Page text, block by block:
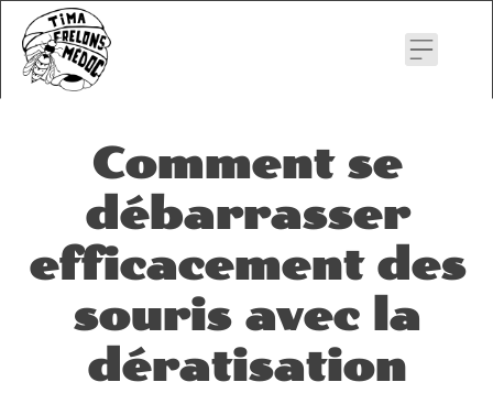
content
Comment se
débarrasser
efficacement des
souris avec la
dératisation